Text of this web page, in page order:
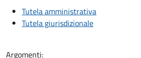
Tutela amministrativa
Tutela giurisdizionale
Argomenti: